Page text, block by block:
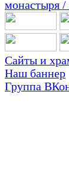
Сайты и
Наш баннер
Группа